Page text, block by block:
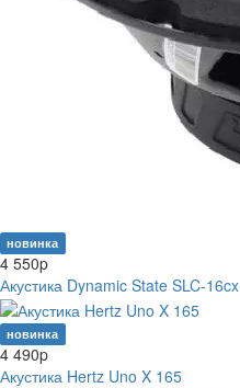
новинка
4 550p
Акустика Dynamic State SLC-16cx
новинка
4 490p
Акустика Hertz Uno X 165